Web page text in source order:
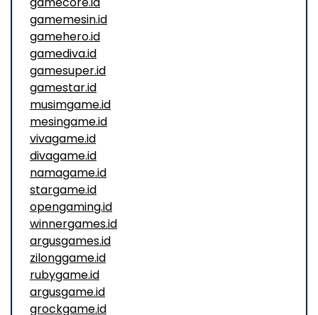
gamemesin.id
gamehero.id
gamediva.id
gamesuper.id
gamestar.id
musimgame.id
mesingame.id
vivagame.id
divagame.id
namagame.id
stargame.id
opengaming.id
winnergames.id
argusgames.id
zilonggame.id
rubygame.id
argusgame.id
grockgame.id